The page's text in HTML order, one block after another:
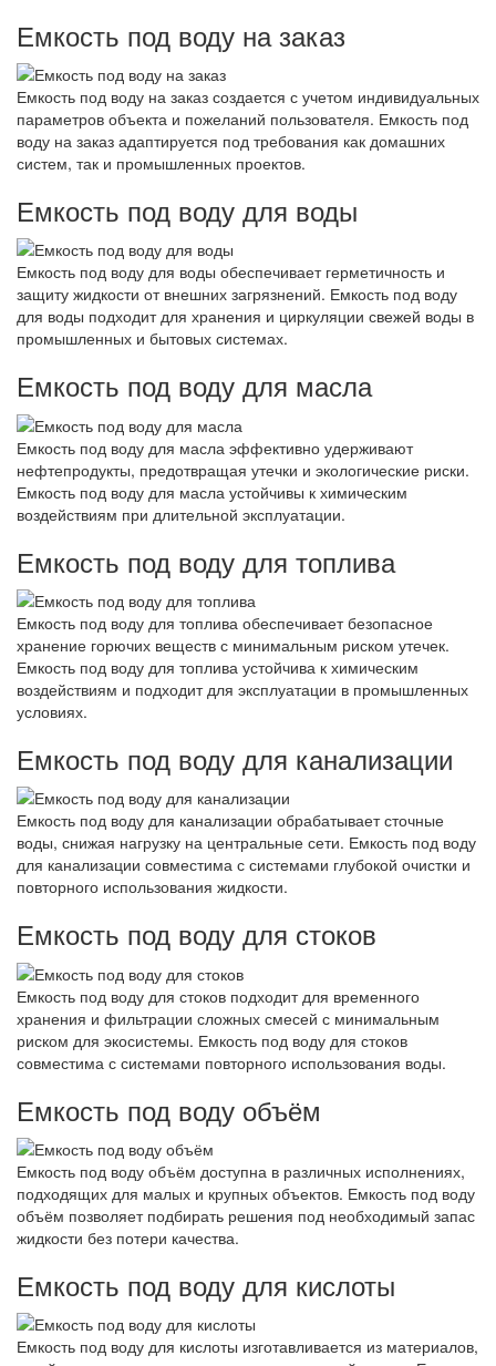
Емкость под воду на заказ
Емкость под воду на заказ создается с учетом индивидуальных
параметров объекта и пожеланий пользователя. Емкость под
воду на заказ адаптируется под требования как домашних
систем, так и промышленных проектов.
Емкость под воду для воды
Емкость под воду для воды обеспечивает герметичность и
защиту жидкости от внешних загрязнений. Емкость под воду
для воды подходит для хранения и циркуляции свежей воды в
промышленных и бытовых системах.
Емкость под воду для масла
Емкость под воду для масла эффективно удерживают
нефтепродукты, предотвращая утечки и экологические риски.
Емкость под воду для масла устойчивы к химическим
воздействиям при длительной эксплуатации.
Емкость под воду для топлива
Емкость под воду для топлива обеспечивает безопасное
хранение горючих веществ с минимальным риском утечек.
Емкость под воду для топлива устойчива к химическим
воздействиям и подходит для эксплуатации в промышленных
условиях.
Емкость под воду для канализации
Емкость под воду для канализации обрабатывает сточные
воды, снижая нагрузку на центральные сети. Емкость под воду
для канализации совместима с системами глубокой очистки и
повторного использования жидкости.
Емкость под воду для стоков
Емкость под воду для стоков подходит для временного
хранения и фильтрации сложных смесей с минимальным
риском для экосистемы. Емкость под воду для стоков
совместима с системами повторного использования воды.
Емкость под воду объём
Емкость под воду объём доступна в различных исполнениях,
подходящих для малых и крупных объектов. Емкость под воду
объём позволяет подбирать решения под необходимый запас
жидкости без потери качества.
Емкость под воду для кислоты
Емкость под воду для кислоты изготавливается из материалов,